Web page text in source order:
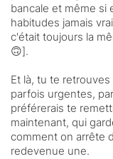
bancale et même si
habitudes jamais
c'était toujours la
🙃].
Et là, tu te
parfois urgentes,
préférerais te
maintenant, qui
comment on arrête
redevenue une.